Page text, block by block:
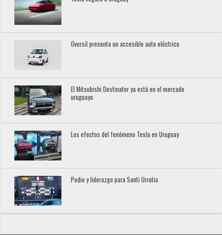
Oversil presenta un accesible auto eléctrico
El Mitsubishi Destinator ya está en el mercado
uruguayo
Los efectos del fenómeno Tesla en Uruguay
Podio y liderazgo para Santi Urrutia